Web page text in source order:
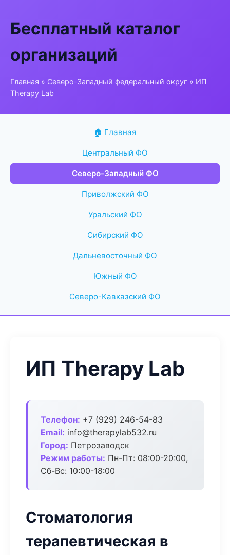
Бесплатный каталог
организаций
Главная » Северо-Западный федеральный округ » ИП
Therapy Lab
🏠 Главная
Центральный ФО
Северо-Западный ФО
Приволжский ФО
Уральский ФО
Сибирский ФО
Дальневосточный ФО
Южный ФО
Северо-Кавказский ФО
ИП Therapy Lab
Телефон: +7 (929) 246-54-83
Email: info@therapylab532.ru
Город: Петрозаводск
Режим работы: Пн-Пт: 08:00-20:00,
Сб-Вс: 10:00-18:00
Стоматология
терапевтическая в